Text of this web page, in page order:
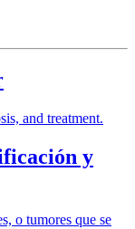
and treatment.
y
o tumores que se